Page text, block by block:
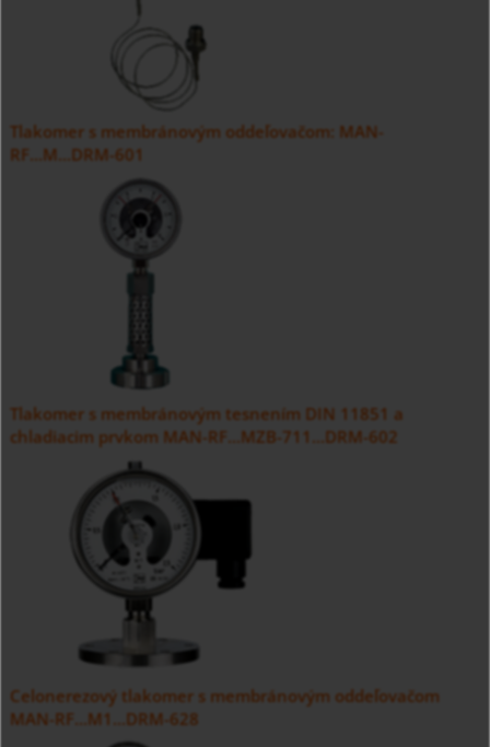
Tlakomer s membránovým oddeľovačom: MAN-
RF...M...DRM-601
Tlakomer s membránovým tesnením DIN 11851 a
chladiacim prvkom MAN-RF...MZB-711...DRM-602
Celonerezový tlakomer s membránovým oddeľovačom
MAN-RF...M1...DRM-628